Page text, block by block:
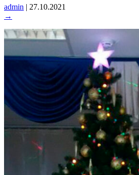
admin | 27.10.2021
→